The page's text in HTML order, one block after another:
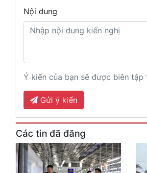
Nội dung
Ý kiến của bạn sẽ được biên
Gửi ý kiến
Các tin đã đăng